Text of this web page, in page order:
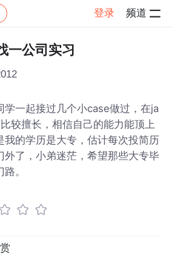
登录 频道
帖子详情
一公司实习
学一起接过几个小case做过，在ja
较擅长，相信自己的能力能顶上
我的学历是大专，估计每次投简历
外了，小弟迷茫，希望那些大专毕
。